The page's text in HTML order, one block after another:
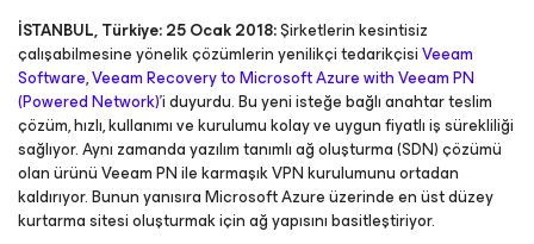
İSTANBUL, Türkiye: 25 Ocak 2018:Şirketlerin kesintisiz
çalışabilmesine yönelik çözümlerin yenilikçi tedarikçisiVeeam
Software,Veeam Recovery to Microsoft Azure with Veeam PN
(Powered Network)’i duyurdu. Bu yeni isteğe bağlı anahtar teslim
çözüm, hızlı, kullanımı ve kurulumu kolay ve uygun fiyatlı iş sürekliliği
sağlıyor. Aynı zamanda yazılım tanımlı ağ oluşturma (SDN) çözümü
olan ürünü Veeam PN ile karmaşık VPN kurulumunu ortadan
kaldırıyor. Bunun yanısıra Microsoft Azure üzerinde en üst düzey
kurtarma sitesi oluşturmak için ağ yapısını basitleştiriyor.